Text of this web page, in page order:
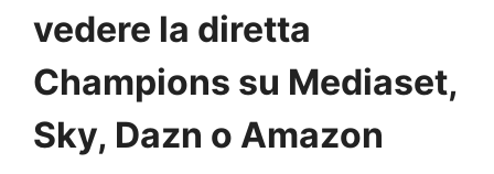
vedere la diretta
Champions su Mediaset,
Sky, Dazn o Amazon